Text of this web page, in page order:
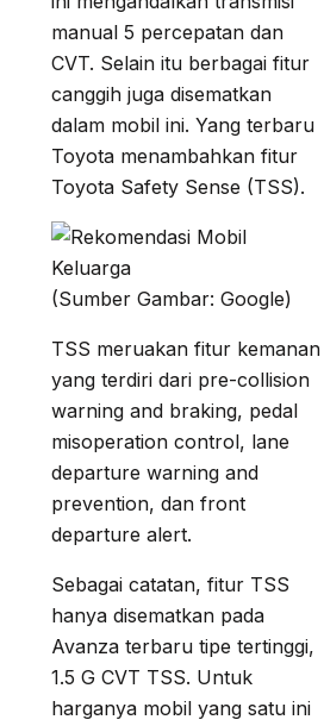
manual 5 percepatan dan
CVT. Selain itu berbagai fitur
canggih juga disematkan
dalam mobil ini. Yang terbaru
Toyota menambahkan fitur
Toyota Safety Sense (TSS).
(Sumber Gambar: Google)
TSS meruakan fitur kemanan
yang terdiri dari pre-collision
warning and braking, pedal
misoperation control, lane
departure warning and
prevention, dan front
departure alert.
Sebagai catatan, fitur TSS
hanya disematkan pada
Avanza terbaru tipe tertinggi,
1.5 G CVT TSS. Untuk
harganya mobil yang satu ini